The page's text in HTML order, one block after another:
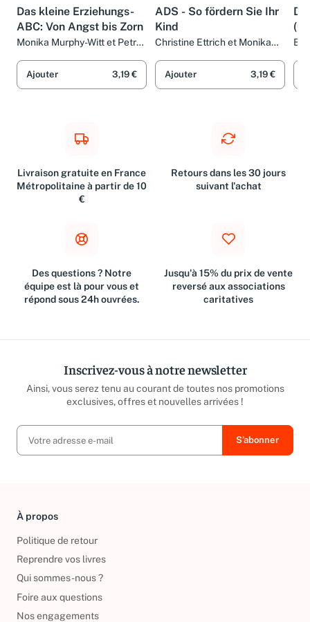
Das kleine Erziehungs-
ABC: Von Angst bis Zorn
Monika Murphy-Witt et Petra
Ajouter 3,19 €
ADS - So fördern Sie Ihr
Kind
Christine Ettrich et Monika
Ajouter 3,19 €
Livraison gratuite en France
Métropolitaine à partir de 10
€
Retours dans les 30 jours
suivant l'achat
Des questions ? Notre
équipe est là pour vous et
répond sous 24h ouvrées.
Jusqu'à 15% du prix de vente
reversé aux associations
caritatives
Inscrivez-vous à notre newsletter
Ainsi, vous serez tenu au courant de toutes nos promotions
exclusives, offres et nouvelles arrivées !
À propos
Politique de retour
Reprendre vos livres
Qui sommes-nous ?
Foire aux questions
Nos engagements